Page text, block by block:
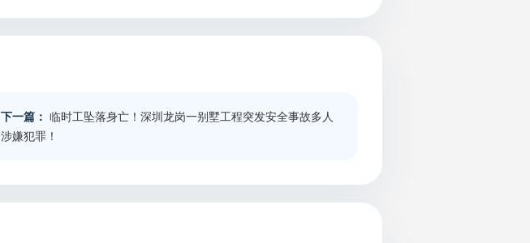
下一篇： 临时工坠落身亡！深圳龙岗一别墅工程突发安全事故多人
涉嫌犯罪！